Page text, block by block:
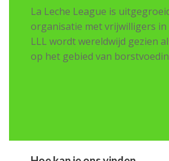
La Leche League is
organisatie met vrijwilligers in
LLL wordt wereldwijd gezien
op het gebied van